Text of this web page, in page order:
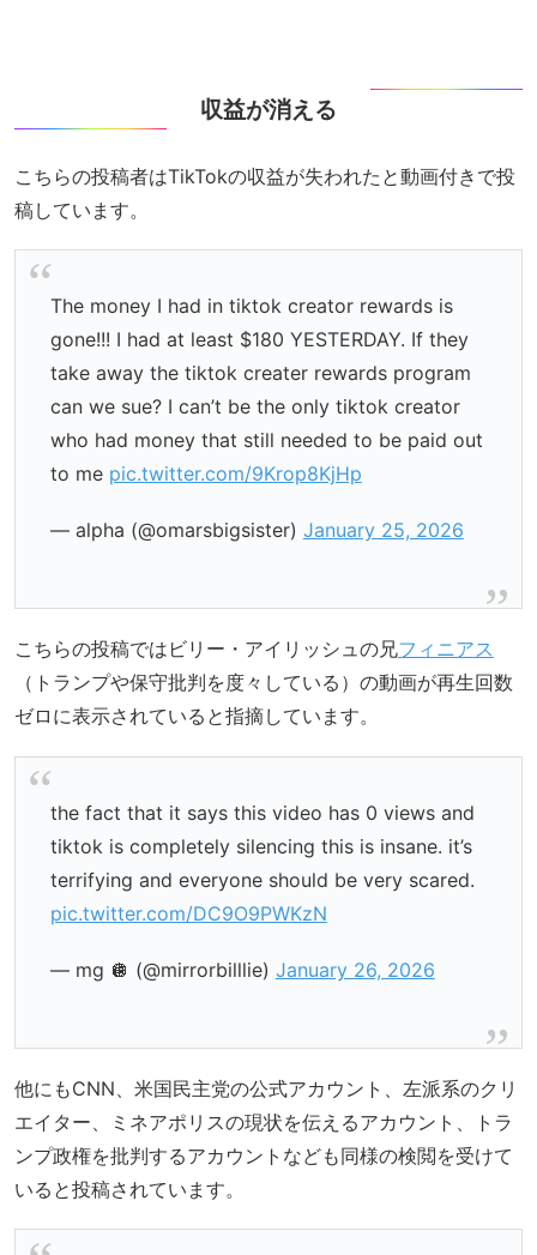
収益が消える
こちらの投稿者はTikTokの収益が失われたと動画付きで投
稿しています。
The money I had in tiktok creator rewards is
gone!!! I had at least $180 YESTERDAY. If they
take away the tiktok creater rewards program
can we sue? I can’t be the only tiktok creator
who had money that still needed to be paid out
to me pic.twitter.com/9Krop8KjHp
— alpha (@omarsbigsister) January 25, 2026
こちらの投稿ではビリー・アイリッシュの兄フィニアス
（トランプや保守批判を度々している）の動画が再生回数
ゼロに表示されていると指摘しています。
the fact that it says this video has 0 views and
tiktok is completely silencing this is insane. it’s
terrifying and everyone should be very scared.
pic.twitter.com/DC9O9PWKzN
— mg 🪩 (@mirrorbilllie) January 26, 2026
他にもCNN、米国民主党の公式アカウント、左派系のクリ
エイター、ミネアポリスの現状を伝えるアカウント、トラ
ンプ政権を批判するアカウントなども同様の検閲を受けて
いると投稿されています。